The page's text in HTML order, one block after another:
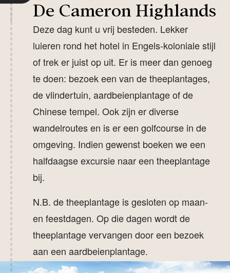
De Cameron Highlands
Deze dag kunt u vrij besteden. Lekker
luieren rond het hotel in Engels-koloniale stijl
of trek er juist op uit. Er is meer dan genoeg
te doen: bezoek een van de theeplantages,
de vlindertuin, aardbeienplantage of de
Chinese tempel. Ook zijn er diverse
wandelroutes en is er een golfcourse in de
omgeving. Indien gewenst boeken we een
halfdaagse excursie naar een theeplantage
bij.
N.B. de theeplantage is gesloten op maan-
en feestdagen. Op die dagen wordt de
theeplantage vervangen door een bezoek
aan een aardbeienplantage.